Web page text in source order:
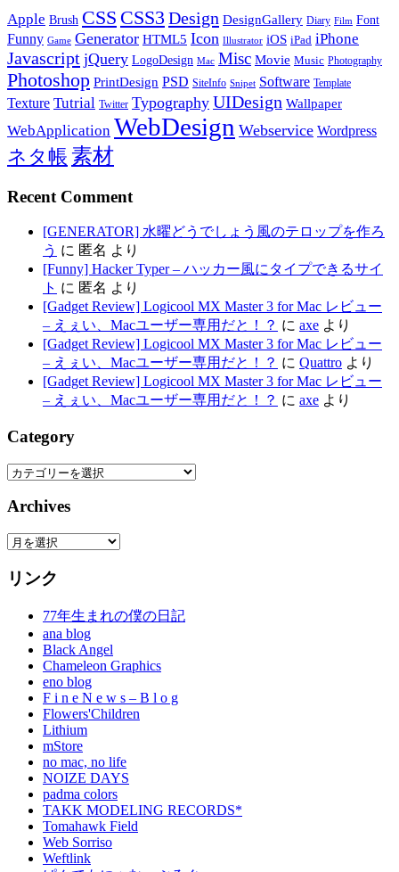
Apple Brush CSS CSS3 Design DesignGallery Diary Film Font
Funny Game Generator HTML5 Icon Illustrator iOS iPad iPhone
Javascript jQuery LogoDesign Mac Misc Movie Music Photography
Photoshop PrintDesign PSD SiteInfo Snipet Software Template
Texture Tutrial Twitter Typography UIDesign Wallpaper
WebApplication WebDesign Webservice Wordpress
ネタ帳 素材
Recent Comment
[GENERATOR] 水曜どうでしょう風のテロップを作ろ
う に 匿名 より
[Funny] Hacker Typer – ハッカー風にタイプできるサイ
ト に 匿名 より
[Gadget Review] Logicool MX Master 3 for Mac レビュー
– えぇい、Macユーザー専用だと！？ に axe より
[Gadget Review] Logicool MX Master 3 for Mac レビュー
– えぇい、Macユーザー専用だと！？ に Quattro より
[Gadget Review] Logicool MX Master 3 for Mac レビュー
– えぇい、Macユーザー専用だと！？ に axe より
Category
Category
Archives
Archives
リンク
77年生まれの僕の日記
ana blog
Black Angel
Chameleon Graphics
eno blog
F i n e N e w s – B l o g
Flowers'Children
Lithium
mStore
no mac, no life
NOIZE DAYS
padma colors
TAKK MODELING RECORDS*
Tomahawk Field
Web Sorriso
Weftlink